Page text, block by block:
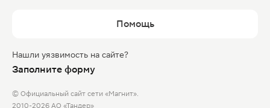
Помощь
Нашли уязвимость на сайте?
Заполните форму
© Официальный сайт сети «Магнит».
2010-2026 АО «Тандер»